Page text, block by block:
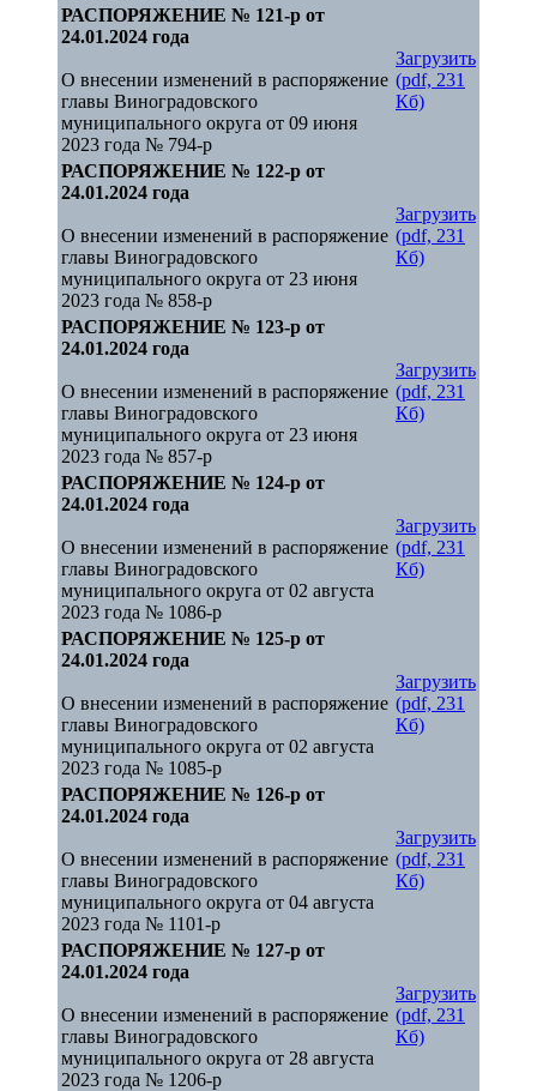
РАСПОРЯЖЕНИЕ № 121-р от
24.01.2024 года
О внесении изменений в распоряжение
главы Виноградовского
муниципального округа от 09 июня
2023 года № 794-р
Загрузить
(pdf, 231
Кб)
РАСПОРЯЖЕНИЕ № 122-р от
24.01.2024 года
О внесении изменений в распоряжение
главы Виноградовского
муниципального округа от 23 июня
2023 года № 858-р
Загрузить
(pdf, 231
Кб)
РАСПОРЯЖЕНИЕ № 123-р от
24.01.2024 года
О внесении изменений в распоряжение
главы Виноградовского
муниципального округа от 23 июня
2023 года № 857-р
Загрузить
(pdf, 231
Кб)
РАСПОРЯЖЕНИЕ № 124-р от
24.01.2024 года
О внесении изменений в распоряжение
главы Виноградовского
муниципального округа от 02 августа
2023 года № 1086-р
Загрузить
(pdf, 231
Кб)
РАСПОРЯЖЕНИЕ № 125-р от
24.01.2024 года
О внесении изменений в распоряжение
главы Виноградовского
муниципального округа от 02 августа
2023 года № 1085-р
Загрузить
(pdf, 231
Кб)
РАСПОРЯЖЕНИЕ № 126-р от
24.01.2024 года
О внесении изменений в распоряжение
главы Виноградовского
муниципального округа от 04 августа
2023 года № 1101-р
Загрузить
(pdf, 231
Кб)
РАСПОРЯЖЕНИЕ № 127-р от
24.01.2024 года
О внесении изменений в распоряжение
главы Виноградовского
муниципального округа от 28 августа
2023 года № 1206-р
Загрузить
(pdf, 231
Кб)